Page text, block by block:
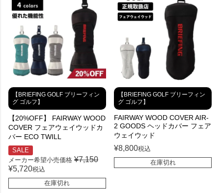
【BRIEFING GOLF ブリーフィン
グ ゴルフ】
【20%OFF】 FAIRWAY WOOD
COVER フェアウェイウッドカ
バー ECO TWILL
SALE
メーカー希望小売価格 ¥7,150
¥5,720税込
在庫切れ
【BRIEFING GOLF ブリーフィン
グ ゴルフ】
FAIRWAY WOOD COVER AIR-
2 GOODS ヘッドカバー フェア
ウェイウッド
¥8,800税込
在庫切れ